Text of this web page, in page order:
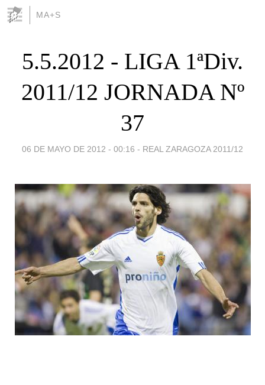
MA+S
5.5.2012 - LIGA 1ªDiv.
2011/12 JORNADA Nº
37
06 DE MAYO DE 2012 - 00:16 - REAL ZARAGOZA 2011/12